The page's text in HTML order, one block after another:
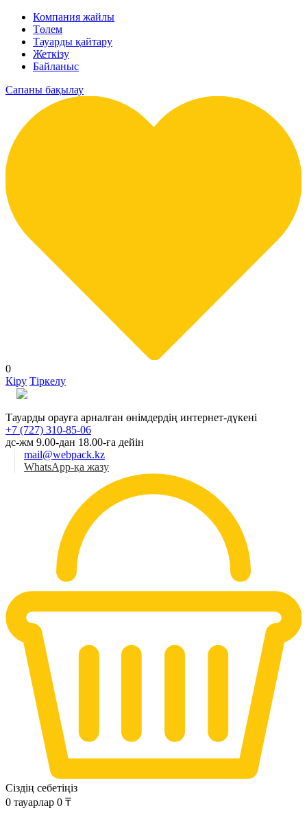
Компания жайлы
Төлем
Тауарды қайтару
Жеткізу
Байланыс
Сапаны бақылау
0
Кіру Тіркелу
Тауарды орауға арналған өнімдердің интернет-дүкені
+7 (727) 310-85-06
дс-жм 9.00-дан 18.00-ға дейін
mail@webpack.kz
WhatsApp-қа жазу
Сіздің себетіңіз
0 тауарлар 0 ₸